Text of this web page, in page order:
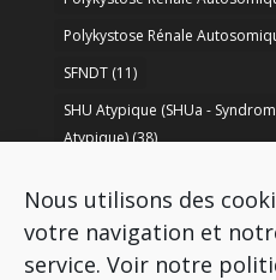
Nous utilisons des
votre navigation et
service. Voir notre
Polykystose Rénale
SFNDT(11)
SHU Atypique (SHUa -
Atypique)(38)
Syndrome de Bartter(8)